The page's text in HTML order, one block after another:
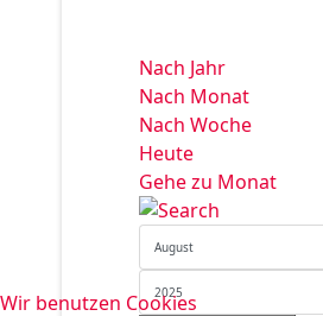
Nach Jahr
Nach Monat
Nach Woche
Heute
Gehe zu Monat
Wir benutzen Cookies